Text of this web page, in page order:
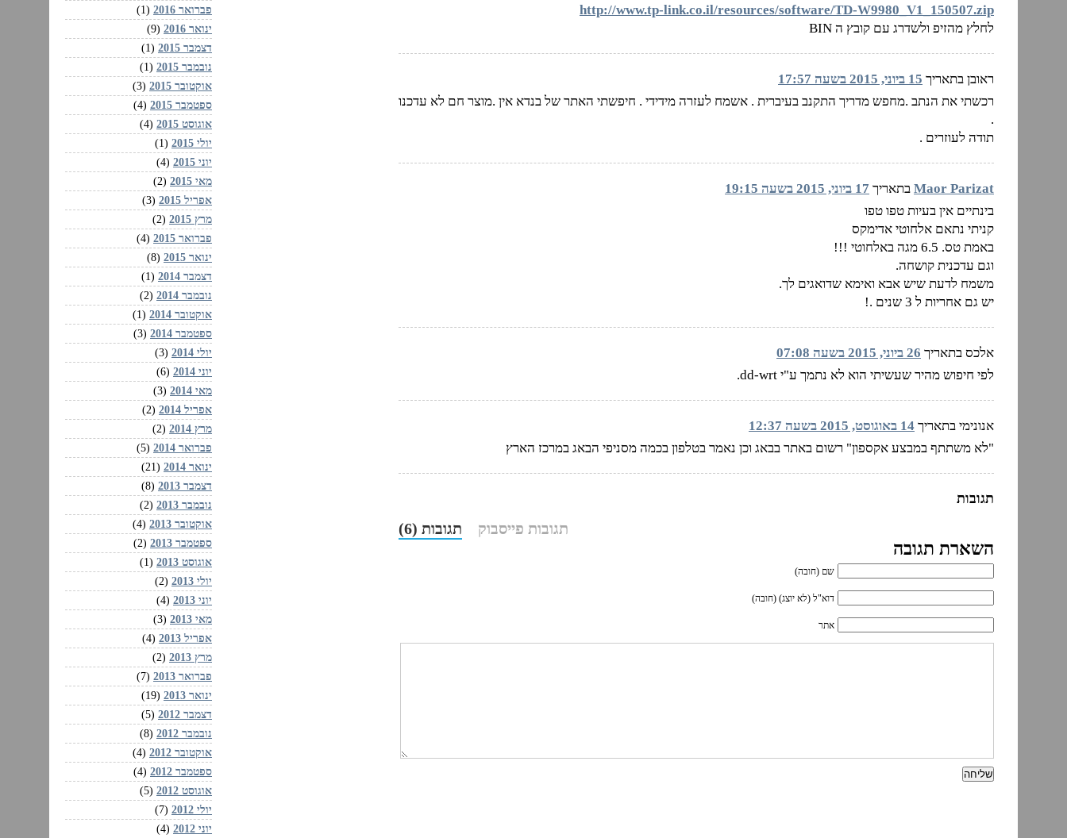
http://www.tp-link.co.il/resources/software/TD-W9980_V1_150507.zip
לחלץ מהזיפ ולשדרג עם קובץ ה BIN
ראובן בתאריך 15 ביוני, 2015 בשעה 17:57
רכשתי את הנתב .מחפש מדריך התקנב בעיברית . אשמח לעזרה מידידי . חיפשתי האתר של בנדא אין .מוצר חם לא עדכנו
.
תודה לעוזרים .
Maor Parizat בתאריך 17 ביוני, 2015 בשעה 19:15
בינתיים אין בעיות טפו טפו
קניתי נתאם אלחוטי אדימקס
באמת טס. 6.5 מגה באלחוטי !!!
וגם עדכנית קושחה.
משמח לדעת שיש אבא ואימא שדואגים לך.
יש גם אחריות ל 3 שנים .!
אלכס בתאריך 26 ביוני, 2015 בשעה 07:08
לפי חיפוש מהיר שעשיתי הוא לא נתמך ע"י dd-wrt.
אנונימי בתאריך 14 באוגוסט, 2015 בשעה 12:37
"לא משתתף במבצע אקספון" רשום באתר בבאג וכן נאמר בטלפון בכמה מסניפי הבאג במרכז הארץ
תגובות
תגובות (6) תגובות פייסבוק
השארת תגובה
שם (חובה)
דוא"ל (לא יוצג) (חובה)
אתר
פברואר 2016
(1)
ינואר 2016
(9)
דצמבר 2015
(1)
נובמבר 2015
(1)
אוקטובר 2015
(3)
ספטמבר 2015
(4)
אוגוסט 2015
(4)
יולי 2015
(1)
יוני 2015
(4)
מאי 2015
(2)
אפריל 2015
(3)
מרץ 2015
(2)
פברואר 2015
(4)
ינואר 2015
(8)
דצמבר 2014
(1)
נובמבר 2014
(2)
אוקטובר 2014
(1)
ספטמבר 2014
(3)
יולי 2014
(3)
יוני 2014
(6)
מאי 2014
(3)
אפריל 2014
(2)
מרץ 2014
(2)
פברואר 2014
(5)
ינואר 2014
(21)
דצמבר 2013
(8)
נובמבר 2013
(2)
אוקטובר 2013
(4)
ספטמבר 2013
(2)
אוגוסט 2013
(1)
יולי 2013
(2)
יוני 2013
(4)
מאי 2013
(3)
אפריל 2013
(4)
מרץ 2013
(2)
פברואר 2013
(7)
ינואר 2013
(19)
דצמבר 2012
(5)
נובמבר 2012
(8)
אוקטובר 2012
(4)
ספטמבר 2012
(4)
אוגוסט 2012
(5)
יולי 2012
(7)
יוני 2012
(4)